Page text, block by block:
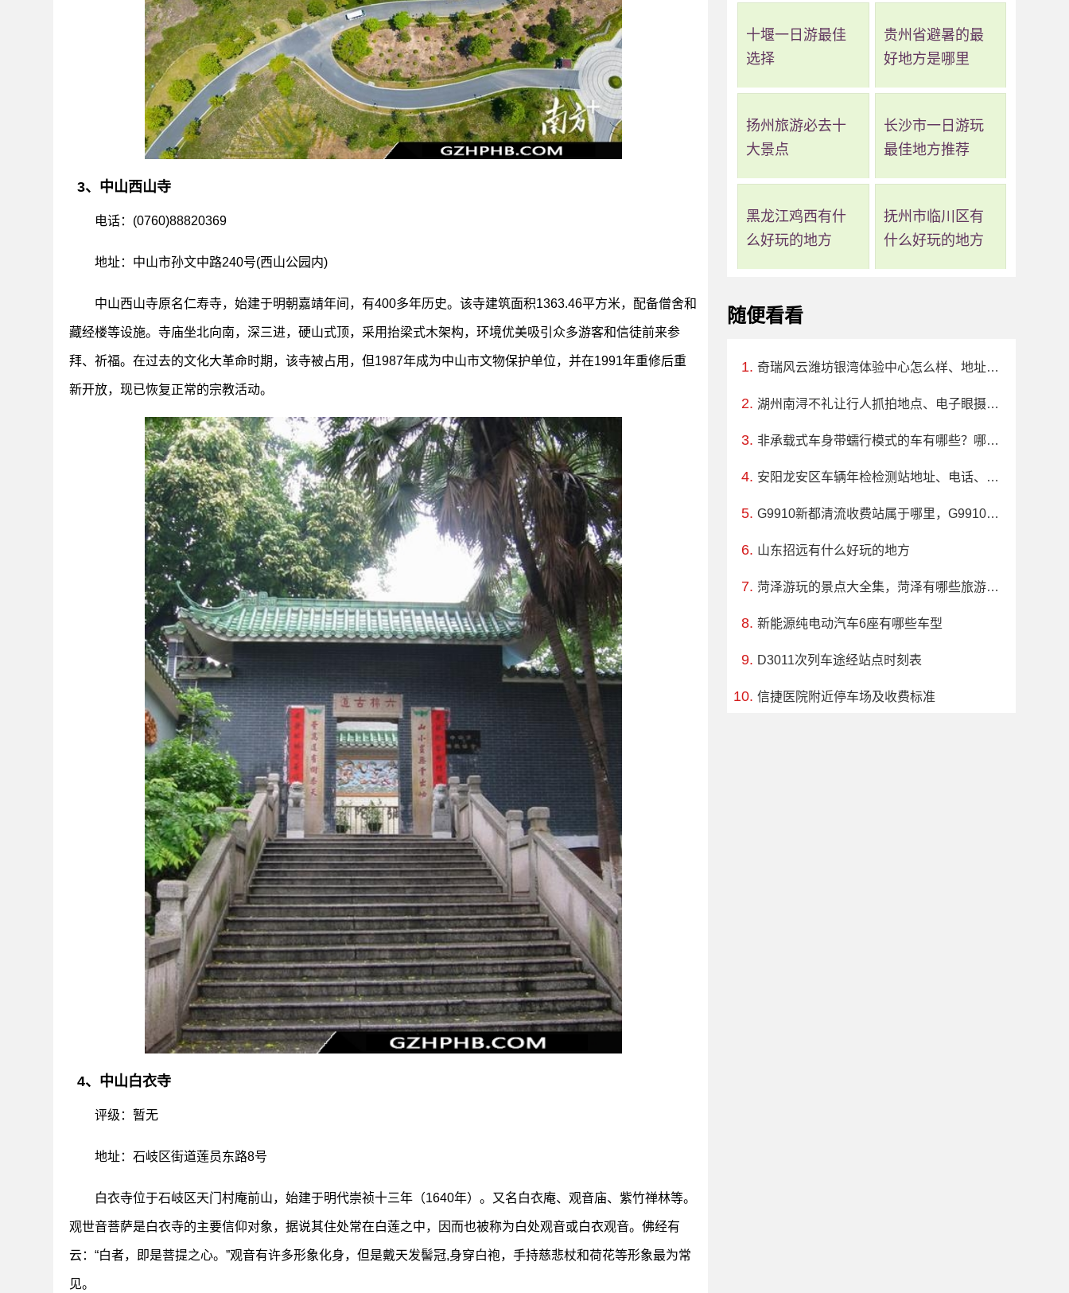
3、中山西山寺
电话：(0760)88820369
地址：中山市孙文中路240号(西山公园内)
中山西山寺原名仁寿寺，始建于明朝嘉靖年间，有400多年历史。该寺建筑面积1363.46平方米，配备僧舍和
藏经楼等设施。寺庙坐北向南，深三进，硬山式顶，采用抬梁式木架构，环境优美吸引众多游客和信徒前来参
拜、祈福。在过去的文化大革命时期，该寺被占用，但1987年成为中山市文物保护单位，并在1991年重修后重
新开放，现已恢复正常的宗教活动。
4、中山白衣寺
评级：暂无
地址：石岐区街道莲员东路8号
白衣寺位于石岐区天门村庵前山，始建于明代崇祯十三年（1640年）。又名白衣庵、观音庙、紫竹禅林等。
观世音菩萨是白衣寺的主要信仰对象，据说其住处常在白莲之中，因而也被称为白处观音或白衣观音。佛经有
云：“白者，即是菩提之心。”观音有许多形象化身，但是戴天发髻冠,身穿白袍，手持慈悲杖和荷花等形象最为常
见。
十堰一日游最佳
选择
贵州省避暑的最
好地方是哪里
扬州旅游必去十
大景点
长沙市一日游玩
最佳地方推荐
黑龙江鸡西有什
么好玩的地方
抚州市临川区有
什么好玩的地方
随便看看
奇瑞风云潍坊银湾体验中心怎么样、地址、电话、上班时间查询
湖州南浔不礼让行人抓拍地点、电子眼摄像头位置
非承载式车身带蠕行模式的车有哪些？哪款值得买？价格多少钱
安阳龙安区车辆年检检测站地址、电话、上班时间
G9910新都清流收费站属于哪里，G9910新都清流收费站入口的详细地址
山东招远有什么好玩的地方
菏泽游玩的景点大全集，菏泽有哪些旅游景点
新能源纯电动汽车6座有哪些车型
D3011次列车途经站点时刻表
信捷医院附近停车场及收费标准